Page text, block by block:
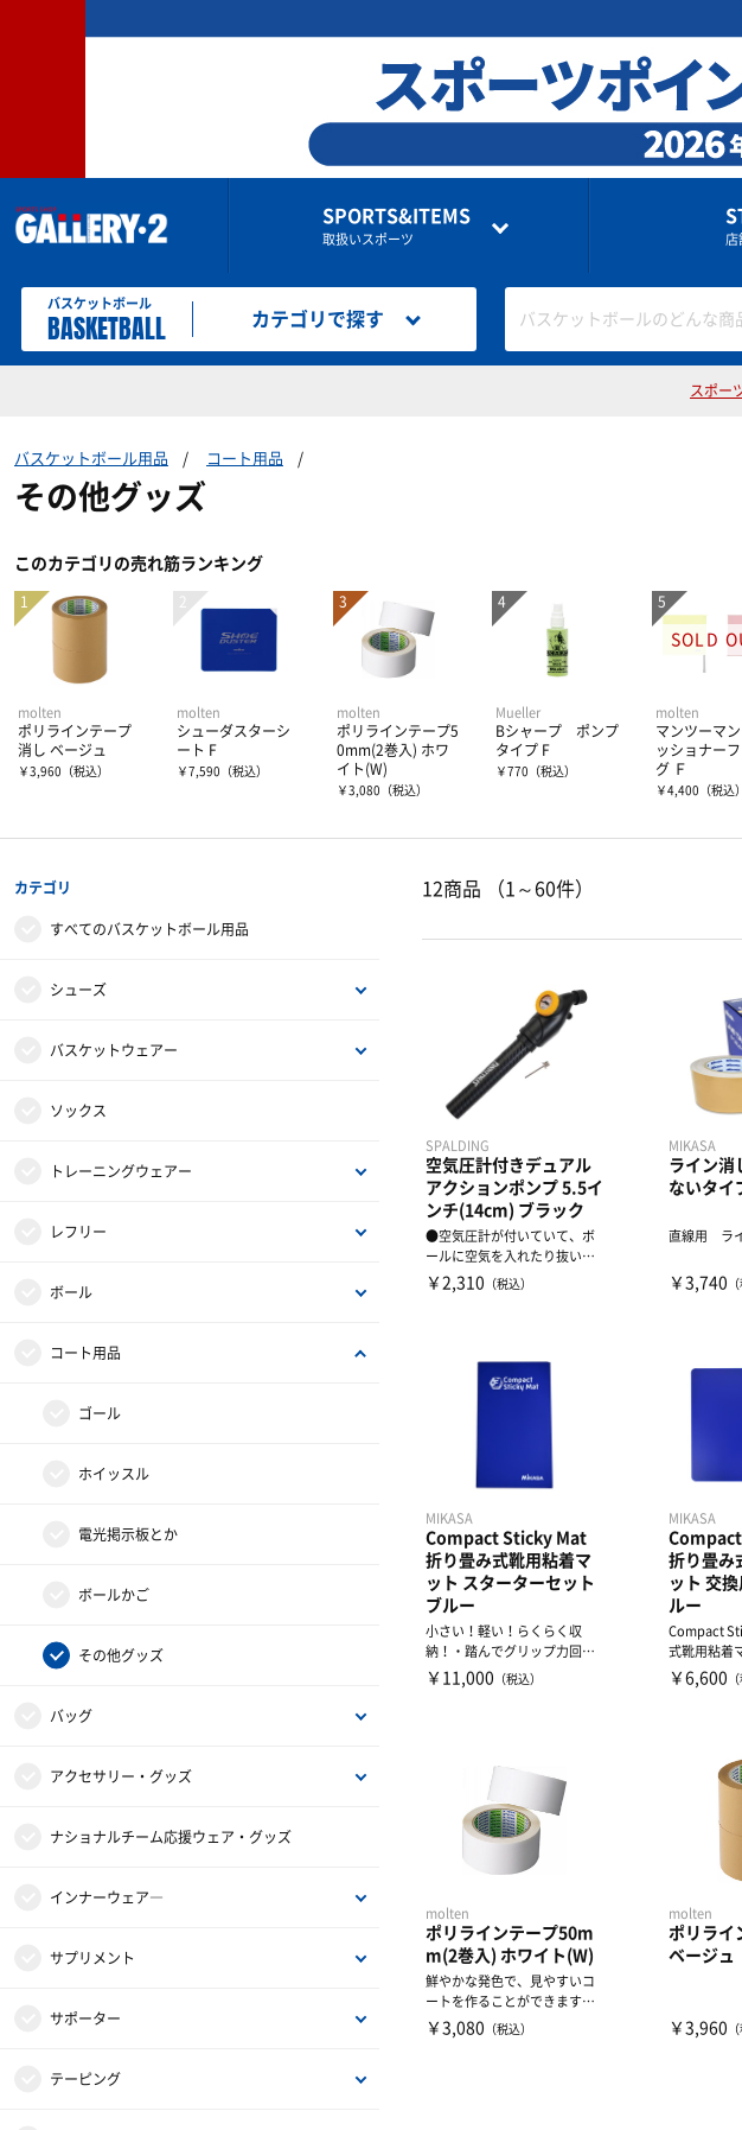
SPORTS&ITEMS
取扱いスポーツ 店
バスケットボール
BASKETBALL カテゴリで探す バスケットボールのどんな商
スポー
バスケットボール用品 コート用品
その他グッズ
このカテゴリの売れ筋ランキング
molten
ポリラインテープ
消し ベージュ
￥3,960 （税込）
molten
シューダスターシ
ート F
￥7,590 （税込）
molten
ポリラインテープ5
0mm(2巻入) ホワ
イト(W)
￥3,080 （税込）
Mueller
Bシャープ ポンプ
タイプ F
￥770 （税込）
molten
マンツーマン
ッショナーフ
グ Ｆ
￥4,400 （税込）
12商品 （1～60件）
SPALDING
空気圧計付きデュアル
アクションポンプ 5.5イ
ンチ(14cm) ブラック
●空気圧計が付いていて、ボ
ールに空気を入れたり抜いた
りしながら空気圧をチェック
￥2,310 （税込）
MIKASA
ライン消
ないタイ
直線用 ライ
￥3,740
MIKASA
Compact Sticky Mat
折り畳み式靴用粘着マ
ット スターターセット
ブルー
小さい！軽い！らくらく収
納！・踏んでグリップ力回
復。パフォーマンス向上の必
須アイ...
￥11,000 （税込）
MIKASA
折り畳み
ット 交
ルー
Compact
式靴用粘着
の...
￥6,600
molten
ポリラインテープ50m
m(2巻入) ホワイト(W)
鮮やかな発色で、見やすいコ
ートを作ることができます。
伸縮性がないので直線に適し
￥3,080 （税込）
molten
ポリライ
ベージュ
￥3,960
カテゴリ
すべてのバスケットボール用品
シューズ
バスケットシューズ
オフコートシューズ
レディス＆ジュニアにオススメ
シューズバッグ
その他グッズ
バスケットウェアー
半袖シャツ
長袖シャツ
プラクティスパンツ
レディスシャツ
レディスパンツ
ジュニアシャツ
ジュニアパンツ
タンクトップ・ノースリーブ
ポロシャツ
インナーウェア
ソックス
トレーニングウェアー
トレーニングジャージ
ウィンドブレーカー
スウェット
コート・ジャケット
レフリー
レフリーシューズ
レフリーウェア
ホイッスル、レフリーグッズ
ボール
5号・キッズ用ボール
6号球
7号球
ボールバッグ
その他グッズ
コート用品
ゴール
ホイッスル
電光掲示板とか
ボールかご
その他グッズ
バッグ
バックパック（リュック）
遠征バッグ
トート・ショルダー・ミニバッグ
アクセサリー・グッズ
タオル
キャップ
ヘアバンド・リストバンド
作戦版
書籍・DVD
ナショナルチーム応援ウェア・グッズ
インナーウェア―
インナーシャツ
インナーパンツ・タイツ
レディスインナー
サプリメント
アミノ酸
ビタミン・ミネラル
サポーター
ひじ・手首・指用サポーター
テーピング